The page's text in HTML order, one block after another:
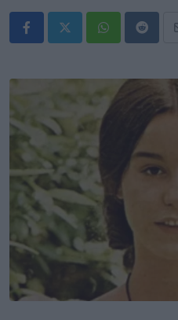
WhatsappReddit